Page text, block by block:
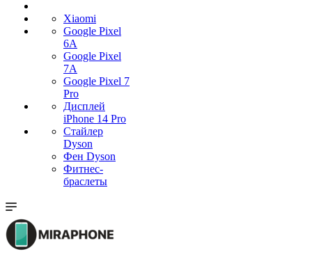
Xiaomi
Google Pixel
6A
Google Pixel
7А
Google Pixel 7
Pro
Дисплей
iPhone 14 Pro
Стайлер
Dyson
Фен Dyson
Фитнес-
браслеты